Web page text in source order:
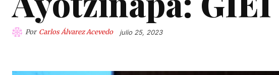
Por Carlos Álvarez Acevedo julio 25, 2023